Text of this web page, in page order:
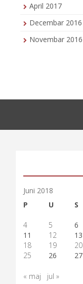
April 2017
Decembar 2016
Novembar 2016
Juni 2018
P
U S
4
5 6
11
12 13
18
19 20
25
26 27
« maj jul »